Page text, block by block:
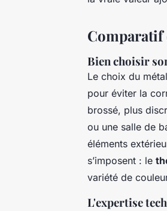
Comparatif
Bien choisir
Le choix du
pour éviter la
brossé, plus
ou une salle de
éléments
s’imposent : le
variété de
L'expertise